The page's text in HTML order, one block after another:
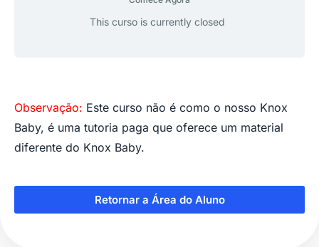
This curso is currently closed
Observação: Este curso não é como o nosso Knox
Baby, é uma tutoria paga que oferece um material
diferente do Knox Baby.
Retornar a Área do Aluno